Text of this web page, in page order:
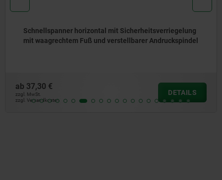
Schnellspanner horizontal mit Sicherheitsverriegelung
mit waagrechtem Fuß und verstellbarer Andruckspindel
ab37,30 €
zzgl. MwSt.
zzgl. Versandkosten
DETAILS